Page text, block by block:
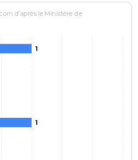
d'après le Ministère de
1
1